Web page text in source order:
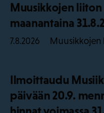
Muusikkojen liiton
maanantaina
7.8.2026 Muusikkojen
Ilmoittaudu
päivään 20.9.